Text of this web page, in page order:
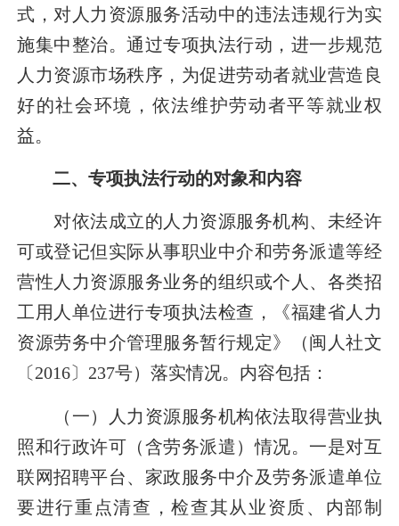
式，对人力资源服务活动中的违法违规行为实
施集中整治。通过专项执法行动，进一步规范
人力资源市场秩序，为促进劳动者就业营造良
好的社会环境，依法维护劳动者平等就业权
益。
二、专项执法行动的对象和内容
对依法成立的人力资源服务机构、未经许
可或登记但实际从事职业中介和劳务派遣等经
营性人力资源服务业务的组织或个人、各类招
工用人单位进行专项执法检查，《福建省人力
资源劳务中介管理服务暂行规定》（闽人社文
〔2016〕 237号）落实情况。内容包括：
（一）人力资源服务机构依法取得营业执
照和行政许可（含劳务派遣）情况。 一是对互
联网招聘平台、家政服务中介及劳务派遣单位
要进行重点清查，检查其从业资质、内部制